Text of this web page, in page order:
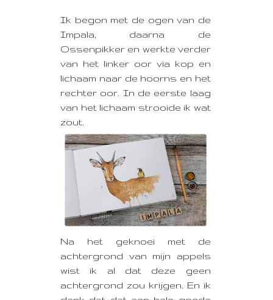
Ik begon met de ogen van de
Impala, daarna de
Ossenpikker en werkte verder
van het linker oor via kop en
lichaam naar de hoorns en het
rechter oor. In de eerste laag
van het lichaam strooide ik wat
zout.
Na het geknoei met de
achtergrond van mijn appels
wist ik al dat deze geen
achtergrond zou krijgen. En ik